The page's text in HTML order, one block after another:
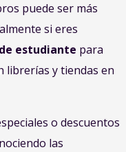
puede ser más
si eres
estudiante para
librerías y tiendas en
o descuentos
las